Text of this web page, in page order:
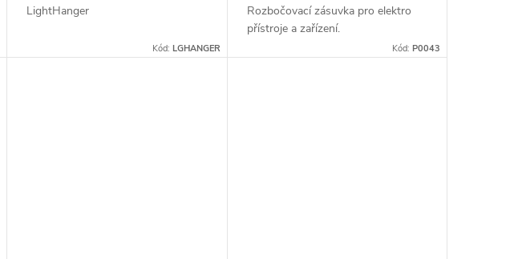
LightHanger
Kód: LGHANGER
Rozbočovací zásuvka pro elektro
přístroje a zařízení.
Kód: P0043